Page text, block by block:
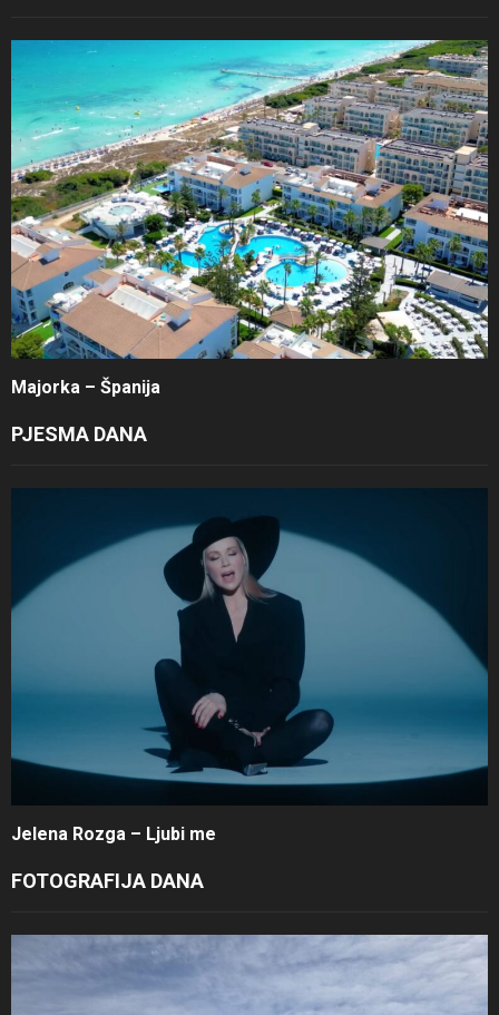
Majorka – Španija
PJESMA DANA
Jelena Rozga – Ljubi me
FOTOGRAFIJA DANA